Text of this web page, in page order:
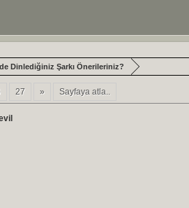
Dinlediğiniz Şarkı Önerileriniz?
27 » Sayfaya atla..